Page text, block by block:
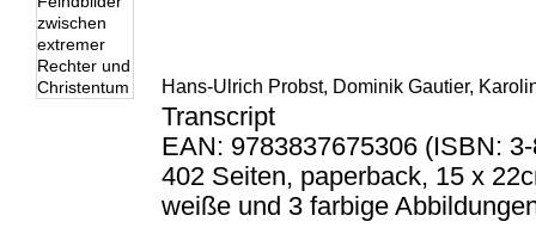
Hans-Ulrich Probst, Dominik Gautier,
Transcript
EAN: 9783837675306 (ISBN:
402 Seiten, paperback, 15 x
weiße und 3 farbige